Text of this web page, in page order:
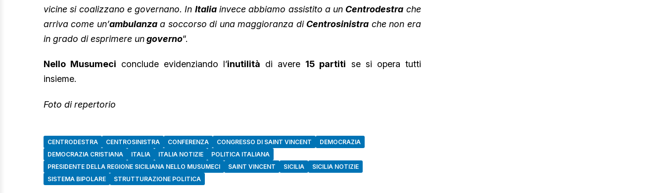
vicine si coalizzano e governano. In Italiainvece abbiamo assistito a un Centrodestra che
arriva come un’ambulanzaa soccorso di una maggioranza di Centrosinistra che non era
in grado di esprimere ungoverno”.
Nello Musumeci conclude evidenziando l’inutilità di avere 15 partiti se si opera tutti
insieme.
Foto di repertorio
CENTRODESTRA CENTROSINISTRA CONFERENZA CONGRESSO DI SAINT VINCENT
DEMOCRAZIA
DEMOCRAZIA CRISTIANA
ITALIA ITALIA NOTIZIE
POLITICA ITALIANA
PRESIDENTE DELLA REGIONE SICILIANA NELLO MUSUMECI
SAINT VINCENT SICILIA
SICILIA NOTIZIE
SISTEMA BIPOLARE
STRUTTURAZIONE POLITICA